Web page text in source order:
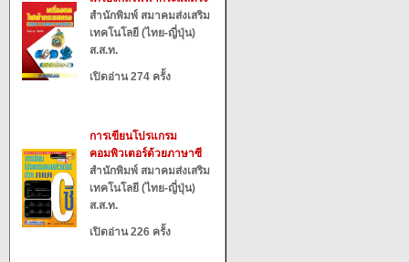
สำนักพิมพ์ สมาคมส่งเสริม
เทคโนโลยี (ไทย-ญี่ปุ่น)
ส.ส.ท.
เปิดอ่าน 274 ครั้ง
การเขียนโปรแกรม
คอมพิวเตอร์ด้วยภาษาซี
สำนักพิมพ์ สมาคมส่งเสริม
เทคโนโลยี (ไทย-ญี่ปุ่น)
ส.ส.ท.
เปิดอ่าน 226 ครั้ง